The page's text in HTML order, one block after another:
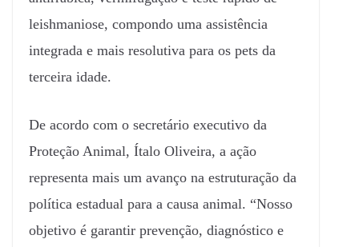
leishmaniose, compondo uma assistência
integrada e mais resolutiva para os pets da
terceira idade.
De acordo com o secretário executivo da
Proteção Animal, Ítalo Oliveira, a ação
representa mais um avanço na estruturação da
política estadual para a causa animal. “Nosso
objetivo é garantir prevenção, diagnóstico e